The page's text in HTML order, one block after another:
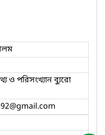
ও পরিসংখ্যান ব্যুরো
@gmail.com